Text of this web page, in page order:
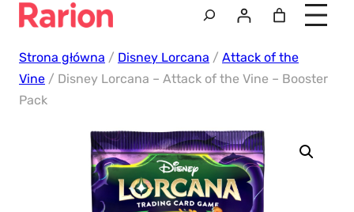
Szukaj
Strona główna / Disney Lorcana / Attack of the
Vine / Disney Lorcana – Attack of the Vine – Booster
Pack